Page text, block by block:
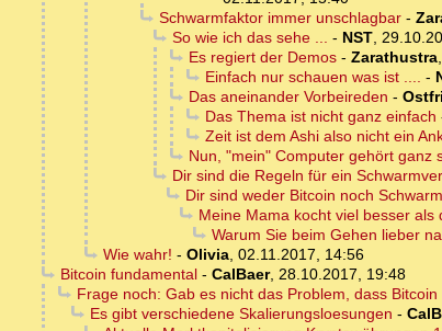
Schwarmfaktor immer unschlagbar-
So wie ich das sehe ... - NST,
Es regiert der Demos- Zarathustra,
Einfach nur schauen was ist .... -
Das aneinander Vorbeireden -
Das Thema ist nicht ganz einfach
Zeit ist dem Ashi also nicht ein
Nun, "mein" Computer gehört ganz
Dir sind die Regeln für ein
Dir sind weder Bitcoin noch
Meine Mama kocht viel besser als
Warum Sie beim Gehen lieber
Wie wahr! - Olivia, 02.11.2017, 14:56
Bitcoin fundamental- CalBaer, 28.10.2017, 19:48
Frage noch: Gab es nicht das Problem, dass
Es gibt verschiedene Skalierungsloesungen -